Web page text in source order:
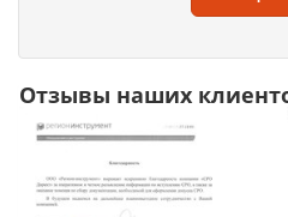
Отзывы наших